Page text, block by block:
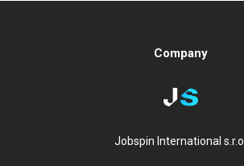
Company
Jobspin International s.r.o.